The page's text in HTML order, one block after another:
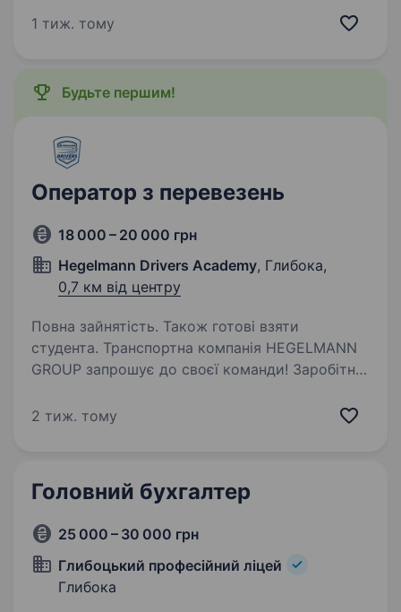
під брендами ГЛИБКОН, SPRІNG DROPS, DIET.
1 тиж. тому
Будьте першим!
Оператор з перевезень
18 000 – 20 000 грн
Hegelmann Drivers Aсademy, Глибока,
0,7 км від центру
Повна зайнятість. Також готові взяти
студента. Транспортна компанія HEGELMANN
GROUP запрошує до своєї команди! Заробітна
робота з фактурами; робота в ERP-системі
2 тиж. тому
Головний бухгалтер
25 000 – 30 000 грн
Глибоцький професійний ліцей
Глибока